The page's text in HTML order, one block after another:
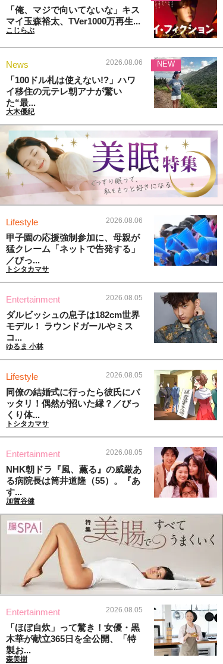
「俺、マジで向いてないな」キス
マイ玉森裕太、TVer1000万再生...
こじらぶ
News 2026.08.06
「100ドル札は使えない!?」ハワ
イ移住の元テレ朝アナが驚い
た“最...
大木優紀
NEW
Lifestyle 2026.08.06
甲子園の応援強制参加に、母親が
猛クレーム「ネットで告発する」
／びっ...
トシタカマサ
Entertainment 2026.08.05
ダルビッシュの息子は182cm世界
モデル！ ラウンドガールやミス
コ...
ゆるま 小林
Lifestyle 2026.08.05
同僚の結婚式に行ったら彼氏にバ
ッタリ！偶然が招いた縁？／びっ
くり体...
トシタカマサ
Entertainment 2026.08.05
NHK朝ドラ『風、薫る』の威厳あ
る病院長は筒井道隆（55）。『あ
す...
加賀谷健
Entertainment 2026.08.05
「ほぼ自炊」って驚き！女優・黒
木華が献立365日を全公開、「特
製お...
森美樹